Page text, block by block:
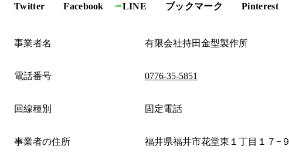
Twitter Facebook LINE ブックマーク Pinterest
事業者名 有限会社持田金型製作所
電話番号 0776-35-5851
回線種別 固定電話
事業者の住所 福井県福井市花堂東１丁目１７−９